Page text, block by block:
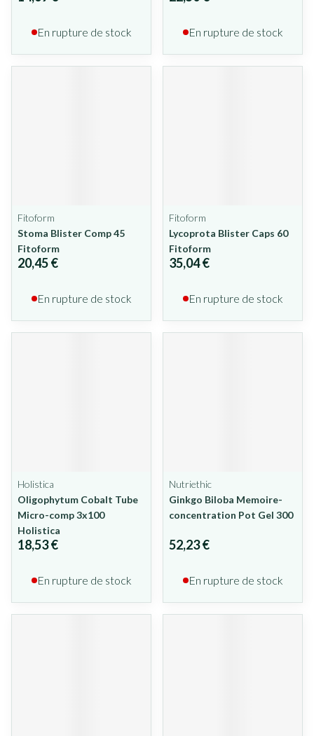
En rupture de stock En rupture de stock
Fitoform
Stoma Blister Comp 45
Fitoform
20,45 €
En rupture de stock
Fitoform
Lycoprota Blister Caps 60
Fitoform
35,04 €
En rupture de stock
Holistica
Oligophytum Cobalt Tube
Micro-comp 3x100
Holistica
18,53 €
En rupture de stock
Nutriethic
Ginkgo Biloba Memoire-
concentration Pot Gel 300
52,23 €
En rupture de stock